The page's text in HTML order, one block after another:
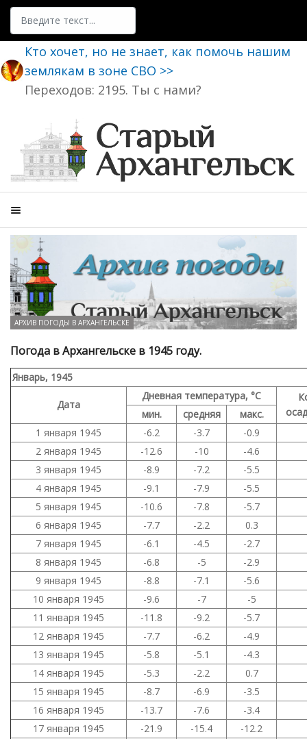
Поиск
Кто хочет, но не знает, как помочь нашим
землякам в зоне СВО >>
Переходов: 2195. Ты с нами?
АРХИВ ПОГОДЫ В АРХАНГЕЛЬСКЕ
Погода в Архангельске в 1945 году.
Январь, 1945
Дата
Дневная температура, °C
мин. средняя
макс.
1 января 1945
-6.2 -3.7
-0.9
2 января 1945
-12.6 -10
-4.6
3 января 1945
-8.9 -7.2
-5.5
4 января 1945
-9.1 -7.9
-5.5
5 января 1945
-10.6 -7.8
-5.7
6 января 1945
-7.7 -2.2
0.3
7 января 1945
-6.1 -4.5
-2.7
8 января 1945
-6.8 -5
-2.9
9 января 1945
-8.8 -7.1
-5.6
10 января 1945
-9.6 -7
-5
11 января 1945
-11.8 -9.2
-5.7
12 января 1945
-7.7 -6.2
-4.9
13 января 1945
-5.8 -5.1
-4.3
14 января 1945
-5.3 -2.2
0.7
15 января 1945
-8.7 -6.9
-3.5
16 января 1945
-13.7 -7.6
-3.4
17 января 1945
-21.9 -15.4
-12.2